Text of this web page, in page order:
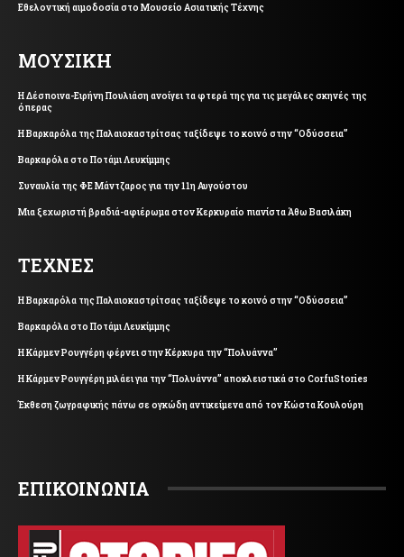
Εθελοντική αιμοδοσία στο Μουσείο Ασιατικής Τέχνης
ΜΟΥΣΙΚΗ
Η Δέσποινα-Ειρήνη Πουλιάση ανοίγει τα φτερά της για τις μεγάλες σκηνές της
όπερας
Η Βαρκαρόλα της Παλαιοκαστρίτσας ταξίδεψε το κοινό στην “Οδύσσεια”
Βαρκαρόλα στο Ποτάμι Λευκίμμης
Συναυλία της ΦΕ Μάντζαρος για την 11η Αυγούστου
Μια ξεχωριστή βραδιά-αφιέρωμα στον Κερκυραίο πιανίστα Άθω Βασιλάκη
ΤΕΧΝΕΣ
Η Βαρκαρόλα της Παλαιοκαστρίτσας ταξίδεψε το κοινό στην “Οδύσσεια”
Βαρκαρόλα στο Ποτάμι Λευκίμμης
Η Κάρμεν Ρουγγέρη φέρνει στην Κέρκυρα την “Πολυάννα”
Η Κάρμεν Ρουγγέρη μιλάει για την “Πολυάννα” αποκλειστικά στο CorfuStories
Έκθεση ζωγραφικής πάνω σε ογκώδη αντικείμενα από τον Κώστα Κουλούρη
ΕΠΙΚΟΙΝΩΝΙΑ